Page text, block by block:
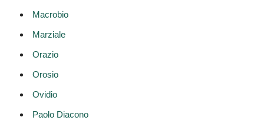
Macrobio
Marziale
Orazio
Orosio
Ovidio
Paolo Diacono